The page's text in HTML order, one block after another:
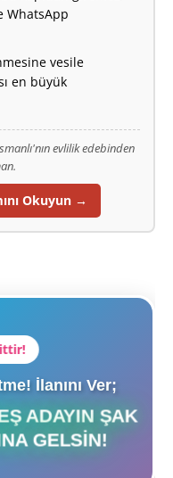
WhatsApp
vesile
en büyük
evlilik edebinden
Okuyun →
İlanını Ver;
ADAYIN ŞAK
GELSIN!